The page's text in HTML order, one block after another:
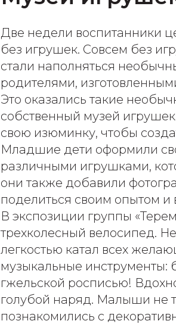
Две недели воспитанники
без игрушек. Совсем без
стали наполняться
родителями,
Это оказались такие
собственный музей
свою изюминку, чтобы
Младшие дети оформили
различными игрушками,
они также добавили
поделиться своим опытом и
В экспозиции группы
трехколесный велосипед.
легкостью катал всех
музыкальные инструменты:
гжельской росписью!
голубой наряд. Малыши не
познакомились с